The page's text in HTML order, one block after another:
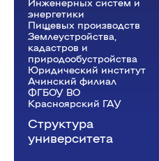
Инженерных систем и
энергетики
Пищевых производств
Землеустройства,
кадастров и
природообустройства
Юридический институт
Ачинский филиал
ФГБОУ ВО
Красноярский ГАУ
Структура
университета